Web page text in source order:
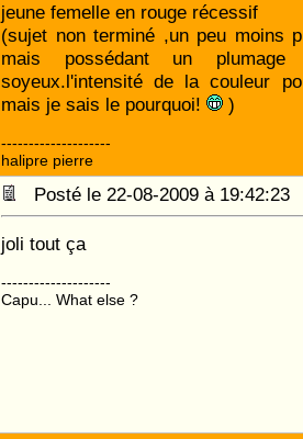
jeune femelle en rouge récessif
(sujet non terminé ,un peu moins
mais possédant un
soyeux.l'intensité de la couleur
mais je sais le pourquoi!
)
--------------------
halipre pierre
Posté le 22-08-2009 à
joli tout ça
--------------------
Capu... What else ?